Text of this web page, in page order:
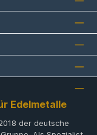
Edelmetalle
der deutsche